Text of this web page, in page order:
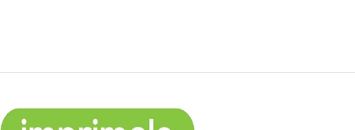
carretilla).
Pedidos de 25 cajas - $0.60 c/u
Pedidos de 100 cajas - $0.38 c/u